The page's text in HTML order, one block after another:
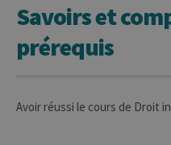
Savoirs et
prérequis
Avoir réussi le cours de Droit